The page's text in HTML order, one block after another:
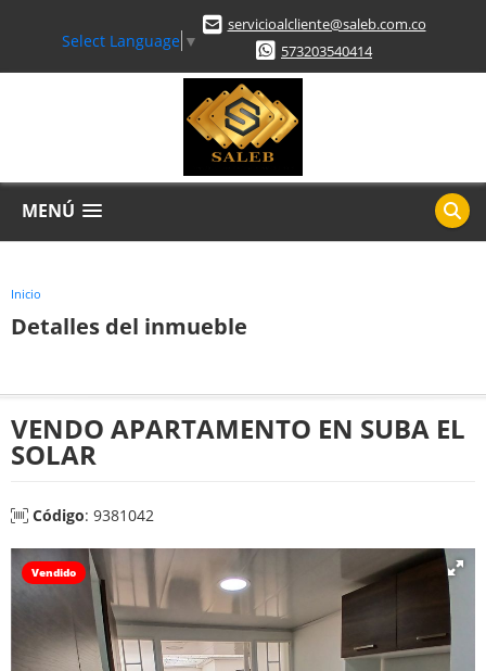
Select Language ▼
servicioalcliente@saleb.com.co
573203540414
MENÚ
Inicio
Detalles del inmueble
VENDO APARTAMENTO EN SUBA EL
SOLAR
Código: 9381042
Vendido